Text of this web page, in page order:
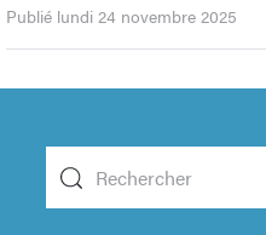
Publié lundi 24 novembre 2025